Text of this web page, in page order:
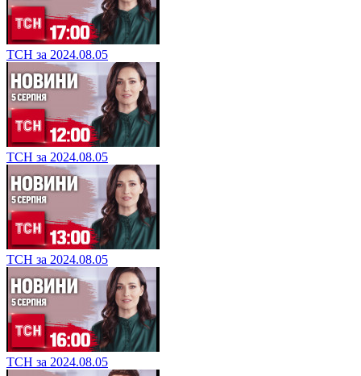
ТСН за 2024.08.05
ТСН за 2024.08.05
ТСН за 2024.08.05
ТСН за 2024.08.05